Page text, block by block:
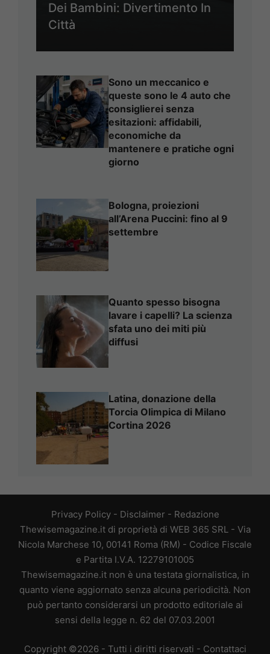
Dei Bambini: Divertimento In
Città
Sono un meccanico e
queste sono le 4 auto che
consiglierei senza
esitazioni: affidabili,
economiche da
mantenere e pratiche ogni
giorno
Bologna, proiezioni
all’Arena Puccini: fino al 9
settembre
Quanto spesso bisogna
lavare i capelli? La scienza
sfata uno dei miti più
diffusi
Latina, donazione della
Torcia Olimpica di Milano
Cortina 2026
Privacy Policy- Disclaimer - Redazione
Thewisemagazine.it di proprietà di WEB 365 SRL - Via
Nicola Marchese 10, 00141 Roma (RM) - Codice Fiscale
e Partita I.V.A. 12279101005
Thewisemagazine.it non è una testata giornalistica, in
quanto viene aggiornato senza alcuna periodicità. Non
può pertanto considerarsi un prodotto editoriale ai
sensi della legge n. 62 del 07.03.2001
Copyright ©2026 - Tutti i diritti riservati - Contattaci